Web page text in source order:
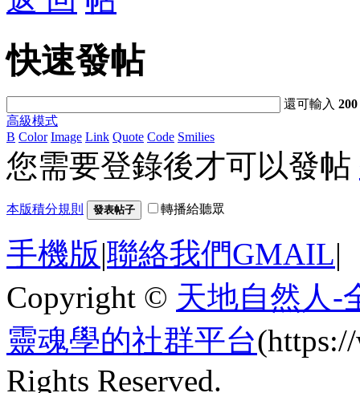
快速發帖
還可輸入200
高級模式
B Color Image Link Quote Code Smilies
您需要登錄後才可以發帖
本版積分規則 發表帖子 轉播給聽眾
手機版|聯絡我們GMAIL|
Copyright © 天地自然人-
靈魂學的社群平台
Rights Reserved.